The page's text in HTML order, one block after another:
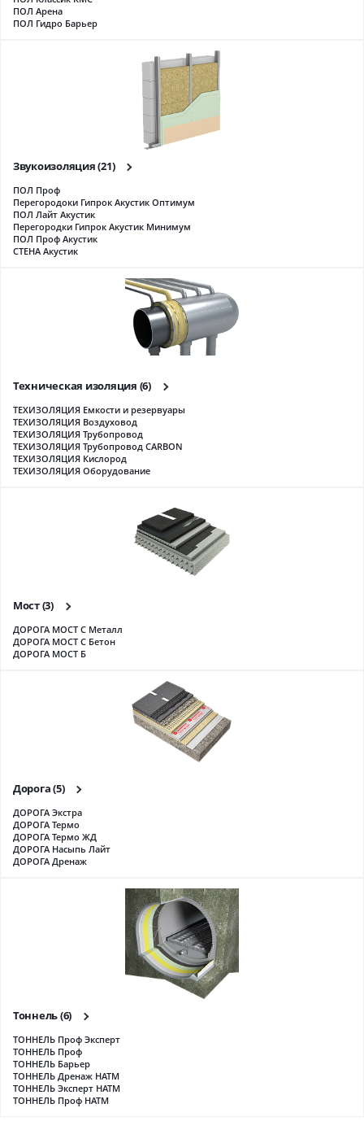
ПОЛ Арена
ПОЛ Гидро Барьер
Звукоизоляция(21)
ПОЛ Проф
Перегородоки Гипрок Акустик Оптимум
ПОЛ Лайт Акустик
Перегородки Гипрок Акустик Минимум
ПОЛ Проф Акустик
СТЕНА Акустик
Техническая изоляция (6)
ТЕХИЗОЛЯЦИЯ Емкости и резервуары
ТЕХИЗОЛЯЦИЯ Воздуховод
ТЕХИЗОЛЯЦИЯ Трубопровод
ТЕХИЗОЛЯЦИЯ Трубопровод CARBON
ТЕХИЗОЛЯЦИЯ Кислород
ТЕХИЗОЛЯЦИЯ Оборудование
Мост(3)
ДОРОГА МОСТ С Металл
ДОРОГА МОСТ С Бетон
ДОРОГА МОСТ Б
Дорога(5)
ДОРОГА Экстра
ДОРОГА Термо
ДОРОГА Термо ЖД
ДОРОГА Насыпь Лайт
ДОРОГА Дренаж
Тоннель(6)
ТОННЕЛЬ Проф Эксперт
ТОННЕЛЬ Проф
ТОННЕЛЬ Барьер
ТОННЕЛЬ Дренаж НАТМ
ТОННЕЛЬ Эксперт НАТМ
ТОННЕЛЬ Проф НАТМ